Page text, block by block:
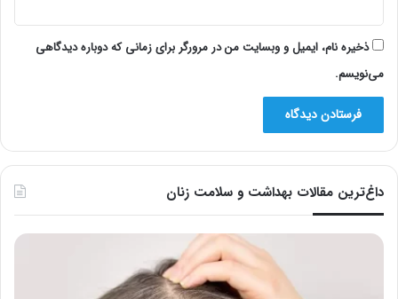
ذخیره نام، ایمیل و وبسایت من در مرورگر برای زمانی که دوباره دیدگاهی
می‌نویسم.
داغ‌ترین مقالات بهداشت و سلامت زنان